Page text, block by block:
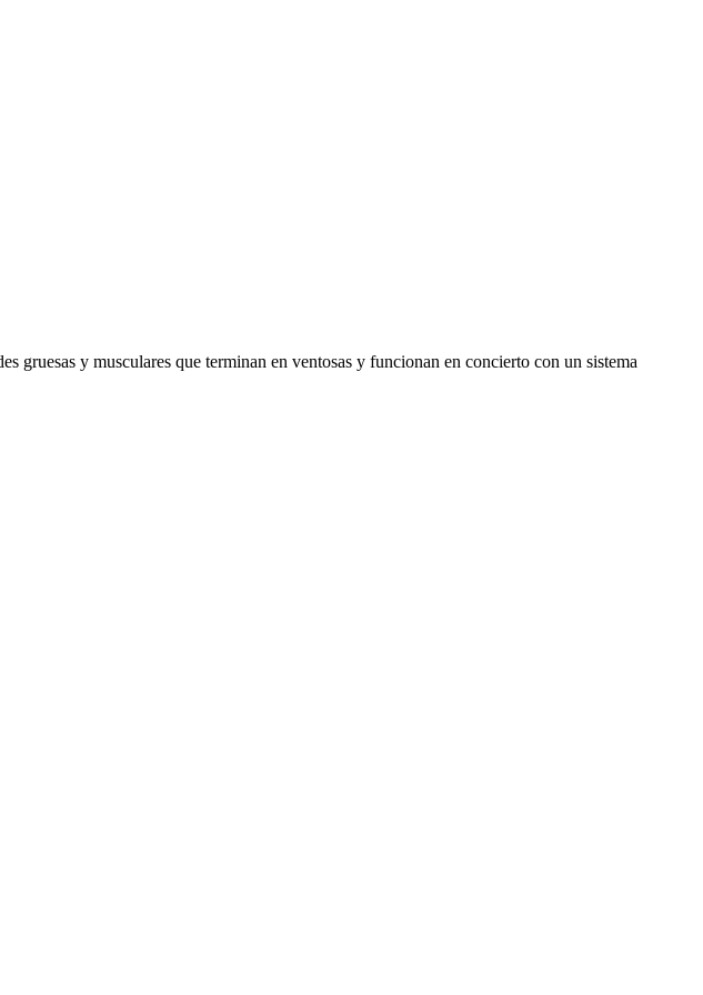
gruesas y musculares que terminan en ventosas y funcionan en concierto con un sistema